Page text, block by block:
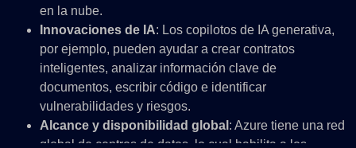
en la nube.
Innovaciones de IA: Los copilotos de IA generativa,
por ejemplo, pueden ayudar a crear contratos
inteligentes, analizar información clave de
documentos, escribir código e identificar
vulnerabilidades y riesgos.
Alcance y disponibilidad global : Azure tiene una red
global de centros de datos, lo cual habilita a los